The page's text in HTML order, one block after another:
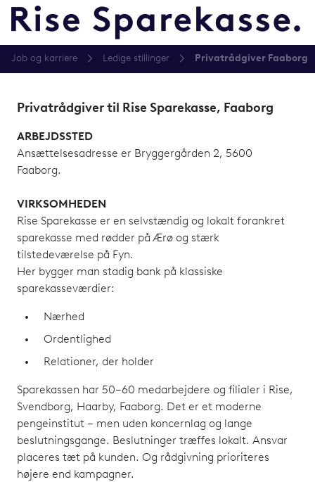
Job og karriere Ledige stillinger Privatrådgiver Faaborg
Privatrådgiver til Rise Sparekasse, Faaborg
ARBEJDSSTED
Ansættelsesadresse er Bryggergården 2, 5600
Faaborg.
VIRKSOMHEDEN
Rise Sparekasse er en selvstændig og lokalt forankret
sparekasse med rødder på Ærø og stærk
tilstedeværelse på Fyn.
Her bygger man stadig bank på klassiske
sparekasseværdier:
Nærhed
Ordentlighed
Relationer, der holder
Sparekassen har 50–60 medarbejdere og filialer i Rise,
Svendborg, Haarby, Faaborg. Det er et moderne
pengeinstitut – men uden koncernlag og lange
beslutningsgange. Beslutninger træffes lokalt. Ansvar
placeres tæt på kunden. Og rådgivning prioriteres
højere end kampagner.